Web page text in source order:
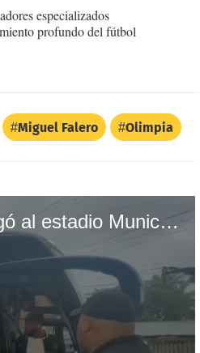
especializados
profundo del fútbol
Miguel Falero Olimpia
¡Con toda su artillería! Olimpia llegó al estadio Municipal con el plantel completo para encarar el duelo de la gran final ante Motagua